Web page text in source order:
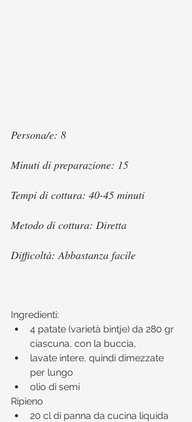
Persona/e: 8
Minuti di preparazione: 15
Tempi di cottura: 40-45 minuti
Metodo di cottura: Diretta
Difficoltà: Abbastanza facile
Ingredienti:​
4 patate (varietà bintje) da 280 gr
ciascuna, con la buccia,
lavate intere, quindi dimezzate
per lungo
olio di semi
Ripieno
20 cl di panna da cucina liquida